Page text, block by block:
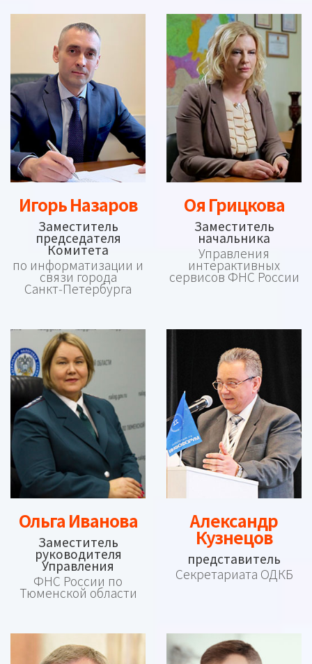
Игорь Назаров
Заместитель
председателя
Комитета
по информатизации и
связи города
Санкт‑Петербурга
Оя Грицкова
Заместитель
начальника
Управления
интерактивных
сервисов ФНС России
Ольга Иванова
Заместитель
руководителя
Управления
ФНС России по
Тюменской области
Александр
Кузнецов
представитель
Секретариата ОДКБ